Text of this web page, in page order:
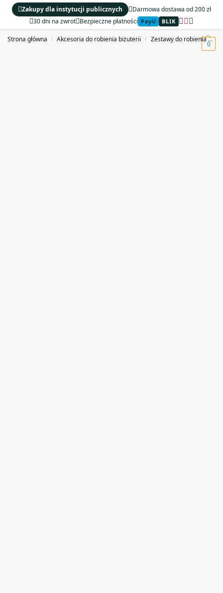
Darmowa dostawa od 200 zł
30 dni na zwrot Bezpieczne płatności PayU BLIK
Zakupy dla instytucji publicznych
MENU
0
Strona główna / Akcesoria do robienia biżuterii / Zestawy do robienia biżuterii